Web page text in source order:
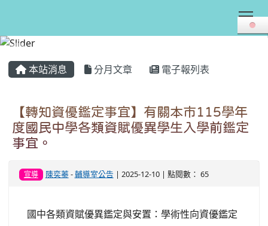
本站消息 分月文章 電子報列表
【轉知資優鑑定事宜】有關本市115學年
度國民中學各類資賦優異學生入學前鑑定
事宜。
宣導 陳奕蓁-輔導室公告 | 2025-12-10 | 點閱數： 65
國中各類資賦優異鑑定與安置：學術性向資優鑑定